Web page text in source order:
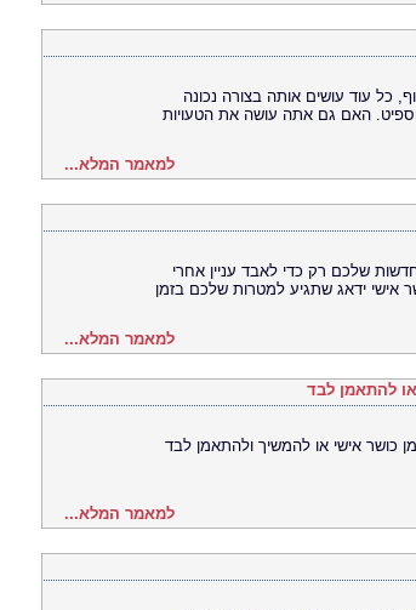
כל עוד עושים אותה בצורה נכונה
האם גם אתה עושה את הטעויות
למאמר המלא...
שלכם רק כדי לאבד עניין אחרי
אישי ידאג שתגיע למטרות שלכם בזמן
למאמר המלא...
להתאמן לבד
כושר אישי או להמשיך ולהתאמן לבד
למאמר המלא...